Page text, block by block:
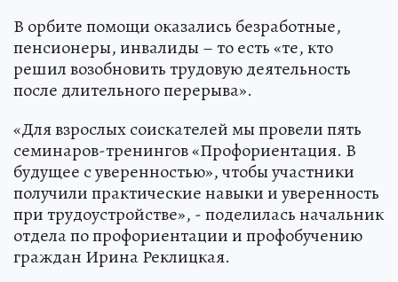
В орбите помощи оказались безработные,
пенсионеры, инвалиды – то есть «те, кто
решил возобновить трудовую деятельность
после длительного перерыва».
«Для взрослых соискателей мы провели пять
семинаров-тренингов «Профориентация. В
будущее с уверенностью», чтобы участники
получили практические навыки и уверенность
при трудоустройстве», - поделилась начальник
отдела по профориентации и профобучению
граждан Ирина Реклицкая.